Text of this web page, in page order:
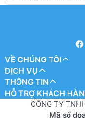
VỀ CHÚNG TÔI
DỊCH VỤ
THÔNG TIN
HỖ TRỢ KHÁCH
CÔNG TY
Mã số